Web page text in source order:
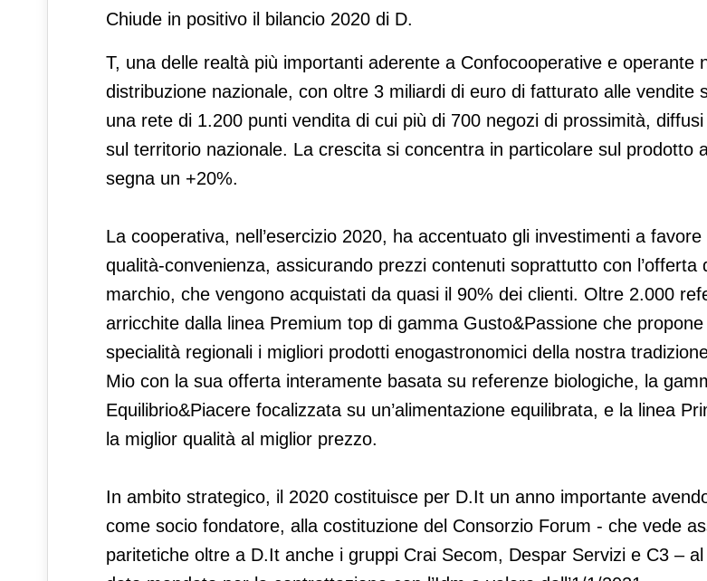
Chiude in positivo il bilancio 2020 di D.
T, una delle realtà più importanti aderente a Confocooperative e operante
distribuzione nazionale, con oltre 3 miliardi di euro di fatturato alle vendite
una rete di 1.200 punti vendita di cui più di 700 negozi di prossimità,
sul territorio nazionale. La crescita si concentra in particolare sul prodotto
segna un +20%.
La cooperativa, nell’esercizio 2020, ha accentuato gli investimenti a
qualità-convenienza, assicurando prezzi contenuti soprattutto con l’offerta
marchio, che vengono acquistati da quasi il 90% dei clienti. Oltre 2.000
arricchite dalla linea Premium top di gamma Gusto&Passione che
specialità regionali i migliori prodotti enogastronomici della nostra
Mio con la sua offerta interamente basata su referenze biologiche, la
Equilibrio&Piacere focalizzata su un’alimentazione equilibrata, e la linea
la miglior qualità al miglior prezzo.
In ambito strategico, il 2020 costituisce per D.It un anno importante
come socio fondatore, alla costituzione del Consorzio Forum - che vede
paritetiche oltre a D.It anche i gruppi Crai Secom, Despar Servizi e C3 –